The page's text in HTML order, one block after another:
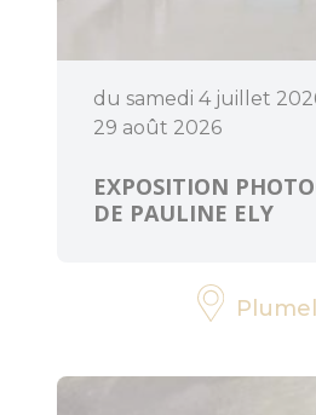
du samedi 4 juillet
29 août 2026
EXPOSITION
DE PAULINE ELY